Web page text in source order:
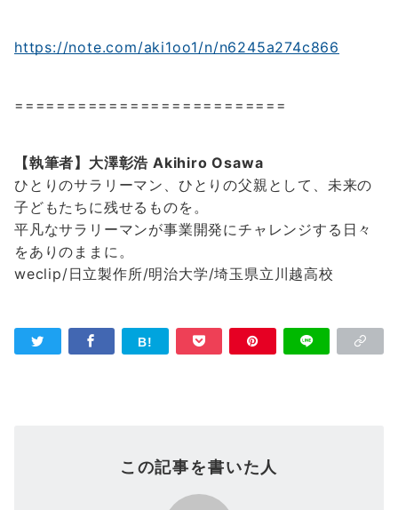
https://note.com/aki1oo1/n/n6245a274c866
==========================
【執筆者】大澤彰浩 Akihiro Osawa
ひとりのサラリーマン、ひとりの父親として、未来の
子どもたちに残せるものを。
平凡なサラリーマンが事業開発にチャレンジする日々
をありのままに。
weclip/日立製作所/明治大学/埼玉県立川越高校
この記事を書いた人